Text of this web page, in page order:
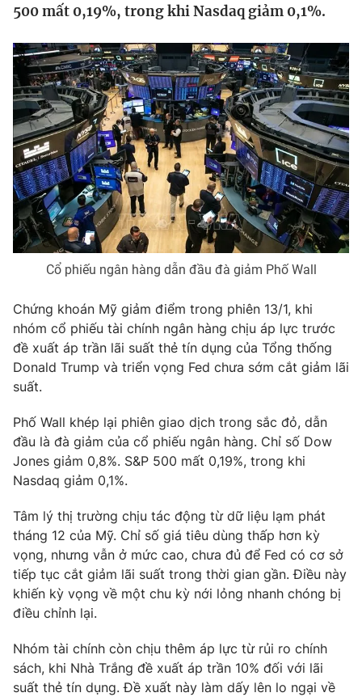
Tin tức
Thế giới đó đây
Câu chuyện quốc tế
Tài chính
Thị trường
Góc doanh nghiệp
Dữ liệu và đời sống
Truyền hình
Phim VTV
Hậu trường
Nhân vật
Khán giả
Giải trí
Điện ảnh
Âm nhạc
Đời sống
Du lịch
Chất lượng cuộc sống
Giáo dục
Tuyển sinh
Học trực tuyến
Công nghệ
Hitech Công nghệ tương lai
Sản phẩm
Tư vấn
Giao lưu trực tuyến
Chuyên mục khác
Photo Infographic
Video Shorts video
VTV Sức khoẻ Bất động sản
500 mất 0,19%, trong khi Nasdaq giảm 0,1%.
Cổ phiếu ngân hàng dẫn đầu đà giảm Phố Wall
Chứng khoán Mỹ giảm điểm trong phiên 13/1, khi
nhóm cổ phiếu tài chính ngân hàng chịu áp lực trước
đề xuất áp trần lãi suất thẻ tín dụng của Tổng thống
Donald Trump và triển vọng Fed chưa sớm cắt giảm lãi
suất.
Phố Wall khép lại phiên giao dịch trong sắc đỏ, dẫn
đầu là đà giảm của cổ phiếu ngân hàng. Chỉ số Dow
Jones giảm 0,8%. S&P 500 mất 0,19%, trong khi
Nasdaq giảm 0,1%.
Tâm lý thị trường chịu tác động từ dữ liệu lạm phát
tháng 12 của Mỹ. Chỉ số giá tiêu dùng thấp hơn kỳ
vọng, nhưng vẫn ở mức cao, chưa đủ để Fed có cơ sở
tiếp tục cắt giảm lãi suất trong thời gian gần. Điều này
khiến kỳ vọng về một chu kỳ nới lỏng nhanh chóng bị
điều chỉnh lại.
Nhóm tài chính còn chịu thêm áp lực từ rủi ro chính
sách, khi Nhà Trắng đề xuất áp trần 10% đối với lãi
suất thẻ tín dụng. Đề xuất này làm dấy lên lo ngại về